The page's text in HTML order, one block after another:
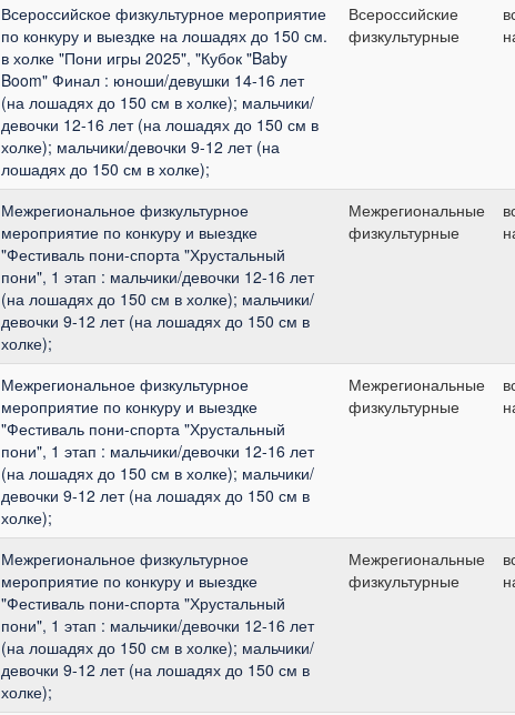
Всероссийское физкультурное мероприятие
по конкуру и выездке на лошадях до 150 см.
в холке "Пони игры 2025", "Кубок "Baby
Boom" Финал : юноши/девушки 14-16 лет
(на лошадях до 150 см в холке); мальчики/
девочки 12-16 лет (на лошадях до 150 см в
холке); мальчики/девочки 9-12 лет (на
лошадях до 150 см в холке);
Всероссийские
физкультурные
Межрегиональное физкультурное
мероприятие по конкуру и выездке
"Фестиваль пони-спорта "Хрустальный
пони", 1 этап : мальчики/девочки 12-16 лет
(на лошадях до 150 см в холке); мальчики/
девочки 9-12 лет (на лошадях до 150 см в
холке);
Межрегиональные
физкультурные
Межрегиональное физкультурное
мероприятие по конкуру и выездке
"Фестиваль пони-спорта "Хрустальный
пони", 1 этап : мальчики/девочки 12-16 лет
(на лошадях до 150 см в холке); мальчики/
девочки 9-12 лет (на лошадях до 150 см в
холке);
Межрегиональные
физкультурные
Межрегиональное физкультурное
мероприятие по конкуру и выездке
"Фестиваль пони-спорта "Хрустальный
пони", 1 этап : мальчики/девочки 12-16 лет
(на лошадях до 150 см в холке); мальчики/
девочки 9-12 лет (на лошадях до 150 см в
холке);
Межрегиональные
физкультурные